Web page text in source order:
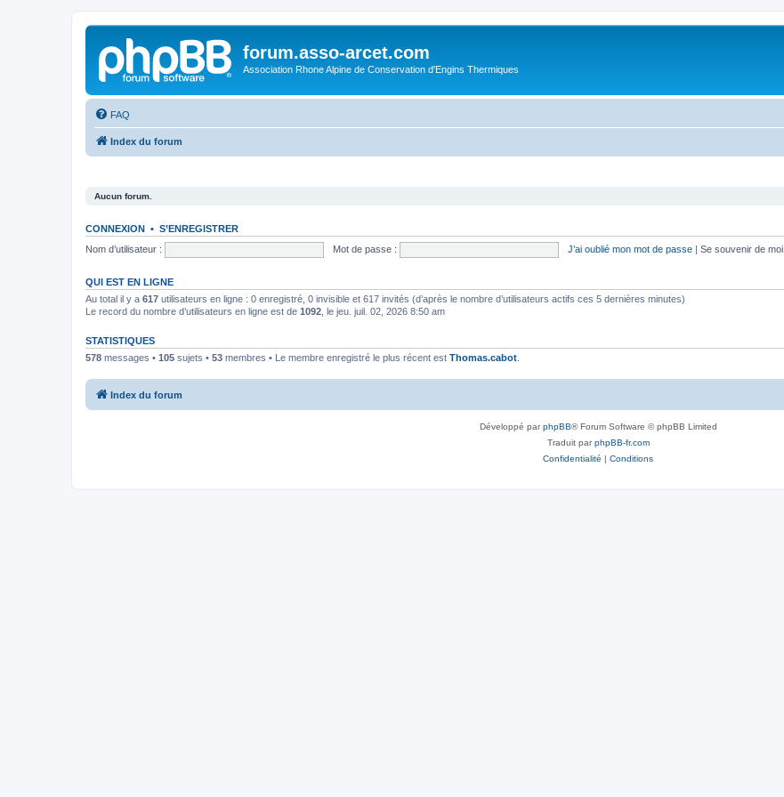
forum.asso-arcet.com
Association Rhone Alpine de Conservation d'Engins Thermiques
FAQ
Index du forum
Aucun forum.
CONNEXION • S’ENREGISTRER
Nom d’utilisateur :
Mot de passe : J’ai oublié mon mot de passe | Se souvenir de moi
QUI EST EN LIGNE
Au total il y a 617 utilisateurs en ligne : 0 enregistré, 0 invisible et 617 invités (d’après le nombre d’utilisateurs actifs ces 5 dernières minutes)
Le record du nombre d’utilisateurs en ligne est de 1092 , le jeu. juil. 02, 2026 8:50 am
STATISTIQUES
578 messages • 105 sujets • 53 membres • Le membre enregistré le plus récent est Thomas.cabot
Index du forum
Développé parphpBB® Forum Software © phpBB Limited
Traduit parphpBB-fr.com
Confidentialité | Conditions